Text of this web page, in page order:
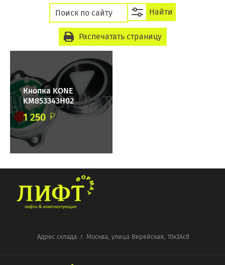
Найти
Распечатать страницу
Кнопка KONE
KM853343H02
1 250
Адрес склада: г. Москва, улица Верейская, 10к3Ас8